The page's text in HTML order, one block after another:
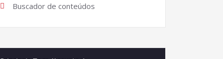
Buscador de conteúdos